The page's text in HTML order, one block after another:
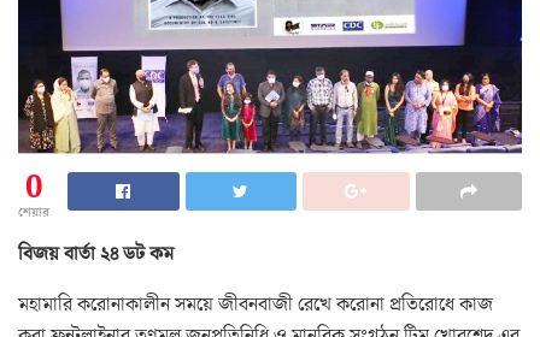
0
শেয়ার
বিজয় বার্তা ২৪ ডট কম
মহামারি করোনাকালীন সময়ে জীবনবাজী রেখে করোনা প্রতিরোধে কাজ